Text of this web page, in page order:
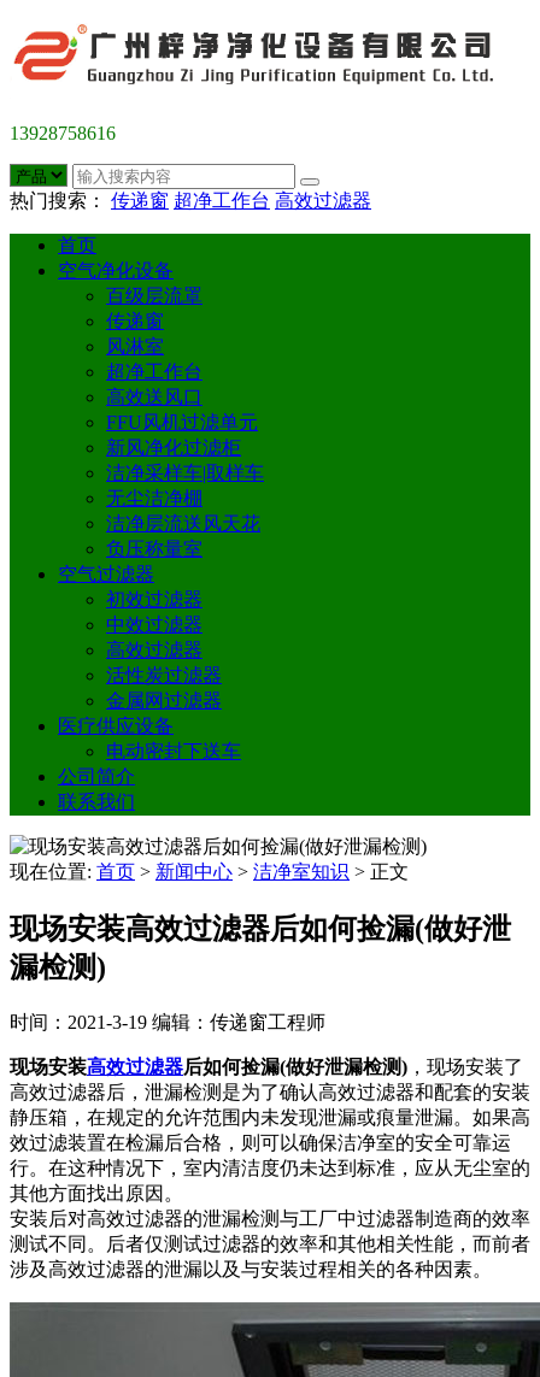
13928758616
热门搜索： 传递窗 超净工作台 高效过滤器
首页
空气净化设备
百级层流罩
传递窗
风淋室
超净工作台
高效送风口
FFU风机过滤单元
新风净化过滤柜
洁净采样车|取样车
无尘洁净棚
洁净层流送风天花
负压称量室
空气过滤器
初效过滤器
中效过滤器
高效过滤器
活性炭过滤器
金属网过滤器
医疗供应设备
电动密封下送车
公司简介
联系我们
现在位置: 首页 > 新闻中心 > 洁净室知识 > 正文
现场安装高效过滤器后如何捡漏(做好泄
漏检测)
时间：2021-3-19 编辑：传递窗工程师
现场安装高效过滤器后如何捡漏(做好泄漏检测) ，现场安装了
高效过滤器后，泄漏检测是为了确认高效过滤器和配套的安装
静压箱，在规定的允许范围内未发现泄漏或痕量泄漏。如果高
效过滤装置在检漏后合格，则可以确保洁净室的安全可靠运
行。在这种情况下，室内清洁度仍未达到标准，应从无尘室的
其他方面找出原因。
安装后对高效过滤器的泄漏检测与工厂中过滤器制造商的效率
测试不同。后者仅测试过滤器的效率和其他相关性能，而前者
涉及高效过滤器的泄漏以及与安装过程相关的各种因素。